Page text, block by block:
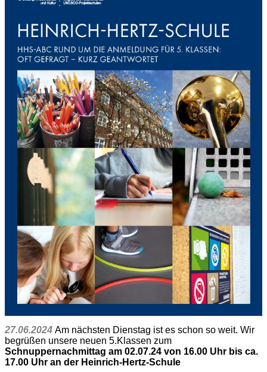
27.06.2024 Am nächsten Dienstag ist es schon so weit. Wir
begrüßen unsere neuen 5.Klassen zum
Schnuppernachmittag am 02.07.24 von 16.00 Uhr bis ca.
17.00 Uhr an der Heinrich-Hertz-Schule